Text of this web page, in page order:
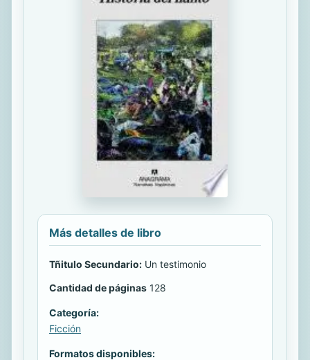
Más detalles de libro
Tñitulo Secundario: Un testimonio
Cantidad de páginas 128
Categoría:
Ficción
Formatos disponibles: